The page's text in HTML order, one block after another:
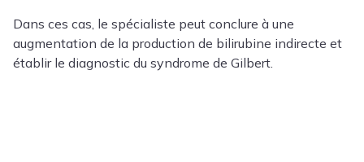
Dans ces cas, le spécialiste peut conclure à une
augmentation de la production de bilirubine indirecte et
établir le diagnostic du syndrome de Gilbert.